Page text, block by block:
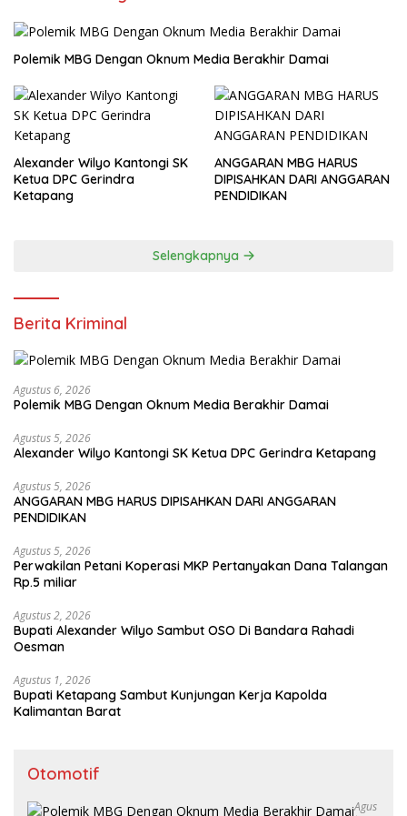
Polemik MBG Dengan Oknum Media Berakhir Damai
Alexander Wilyo Kantongi SK
Ketua DPC Gerindra
Ketapang
ANGGARAN MBG HARUS
DIPISAHKAN DARI ANGGARAN
PENDIDIKAN
Selengkapnya
Berita Kriminal
Agustus 6, 2026
Polemik MBG Dengan Oknum Media Berakhir Damai
Agustus 5, 2026
Alexander Wilyo Kantongi SK Ketua DPC Gerindra Ketapang
Agustus 5, 2026
ANGGARAN MBG HARUS DIPISAHKAN DARI ANGGARAN
PENDIDIKAN
Agustus 5, 2026
Perwakilan Petani Koperasi MKP Pertanyakan Dana Talangan
Rp.5 miliar
Agustus 2, 2026
Bupati Alexander Wilyo Sambut OSO Di Bandara Rahadi
Oesman
Agustus 1, 2026
Bupati Ketapang Sambut Kunjungan Kerja Kapolda
Kalimantan Barat
Otomotif
Agus